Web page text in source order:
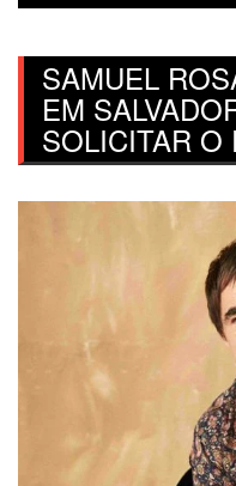
SAMUEL
EM
SOLICITAR O